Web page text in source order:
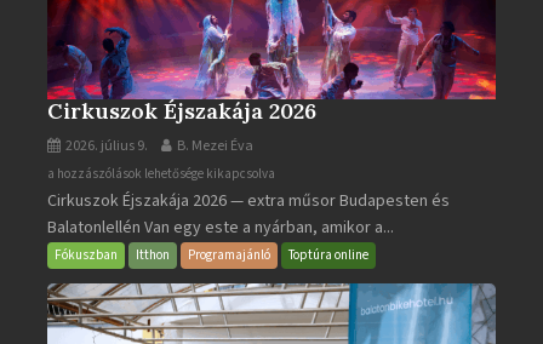
Cirkuszok Éjszakája 2026
2026. július 9. B. Mezei Éva
Cirkuszok
Éjszakája
2026
bejegyzéshez
a hozzászólások lehetősége kikapcsolva
Cirkuszok Éjszakája 2026 — extra műsor Budapesten és
Balatonlellén Van egy este a nyárban, amikor a...
Fókuszban Itthon Programajánló Toptúra online